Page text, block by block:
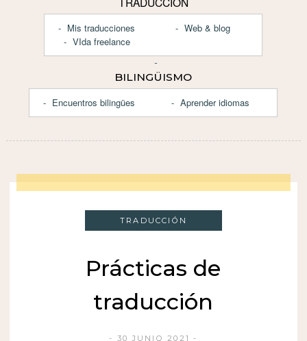
Mis traducciones
VIda freelance
Web & blog
BILINGÜISMO
Encuentros bilingües
Aprender idiomas
TRADUCCIÓN
Prácticas de
traducción
30 JUNIO 2021